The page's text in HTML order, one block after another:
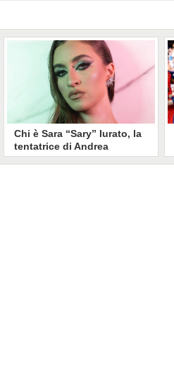
Chi è Sara “Sary” Iurato, la
tentatrice di Andrea
Petraroli a Temptation